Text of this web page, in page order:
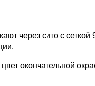
через сито с сеткой
окончательной